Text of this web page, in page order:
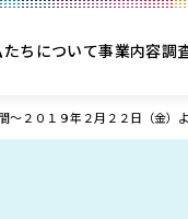
たちについて事業内容調
～２０１９年２月２２日（金）